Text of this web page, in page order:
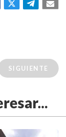
SIGUIENTE